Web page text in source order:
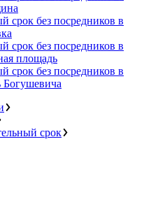
срок без посредников в
срок без посредников в
площадь
срок без посредников в
срок